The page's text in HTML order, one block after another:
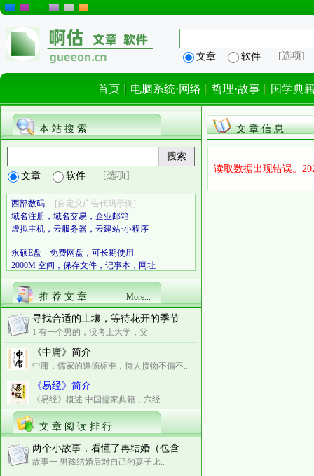
文章 软件 [选项]
首页 电脑系统·网络 哲理·故事 国学典
本 站 搜 索
文章 软件 [选项]
西部数码
[自定义广告代码示例]
域名注册，域名交易，企业邮箱
虚拟主机，云服务器，云建站·小程序
永硕E盘 免费网盘，可长期使用
2000M 空间，保存文件，记事本，网址
推 荐 文 章 More...
寻找合适的土壤，等待花开的季节
1 有一个男的，没考上大学，父..
《中庸》简介
中庸，儒家的道德标准，待人接物不偏不..
《易经》简介
《易经》概述 中国儒家典籍，六经..
文 章 阅 读 排 行
两个小故事，看懂了再结婚（包含..
故事一 男孩结婚后对自己的妻子比..
文 章 信 息
读取数据出现错误。